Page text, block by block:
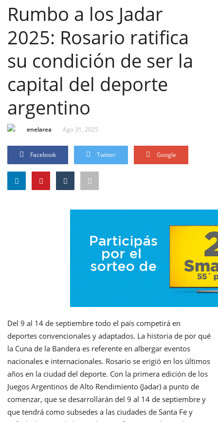
Rumbo a los Jadar
2025: Rosario ratifica
su condición de ser la
capital del deporte
argentino
enelarea Ago 31, 2025
Facebook Twitter Google
Del 9 al 14 de septiembre todo el país competirá en
deportes convencionales y adaptados. La historia de por qué
la Cuna de la Bandera es referente en albergar eventos
nacionales e internacionales. Rosario se erigió en los últimos
años en la ciudad del deporte. Con la primera edición de los
Juegos Argentinos de Alto Rendimiento (Jadar) a punto de
comenzar, que se desarrollarán del 9 al 14 de septiembre y
que tendrá como subsedes a las ciudades de Santa Fe y